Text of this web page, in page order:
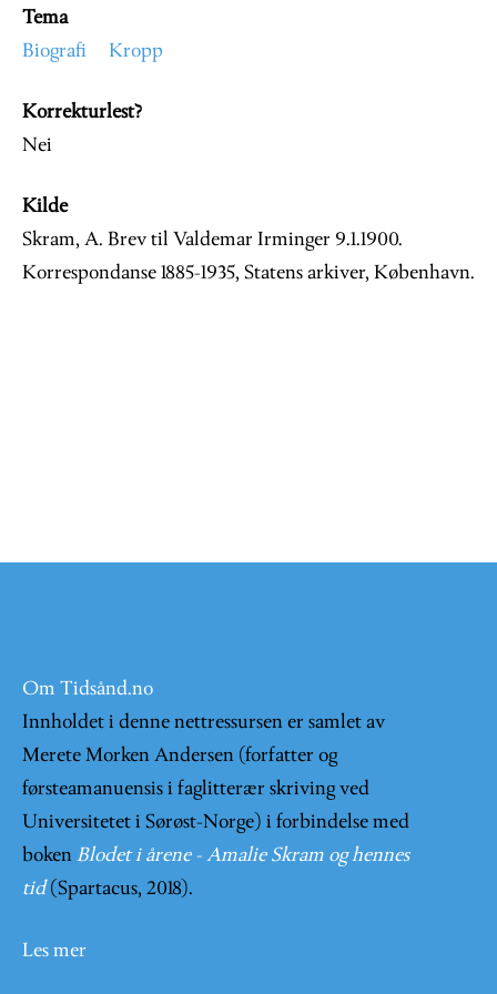
Tema
Biografi
Kropp
Korrekturlest?
Nei
Kilde
Skram, A. Brev til Valdemar Irminger 9.1.1900.
Korrespondanse 1885-1935, Statens arkiver, København.
Om Tidsånd.no
Innholdet i denne nettressursen er samlet av
Merete Morken Andersen (forfatter og
førsteamanuensis i faglitterær skriving ved
Universitetet i Sørøst-Norge) i forbindelse med
boken Blodet i årene - Amalie Skram og hennes
tid (Spartacus, 2018).
Les mer